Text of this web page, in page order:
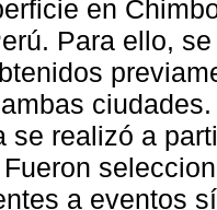
en
Para ello,
se realizó a
a eventos